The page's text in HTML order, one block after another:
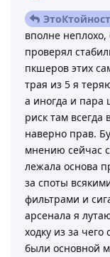
вполне
проверял
пкшеров этих
трая из 5 я
а иногда и пара
риск там всегда
наверно прав.
мнению сейчас
лежала основа
за споты
фильтрами и
арсенала я
ходку из за
были основной